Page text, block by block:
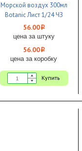
Морской воздух 300мл
Botanic Лист 1/24 ЧЗ
56.00i
цена за штуку
56.00i
цена за коробку
Купить